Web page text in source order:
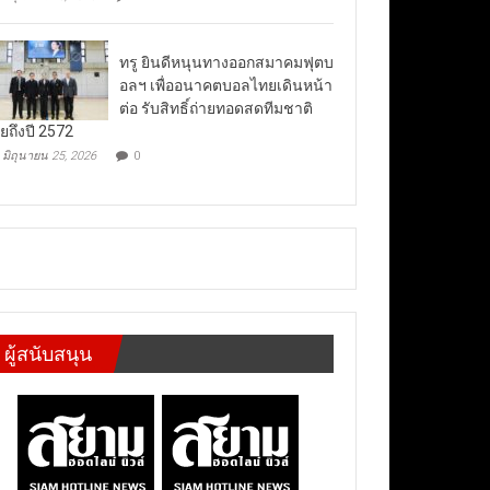
ทรู ยินดีหนุนทางออกสมาคมฟุตบ
อลฯ เพื่ออนาคตบอลไทยเดินหน้า
ต่อ รับสิทธิ์ถ่ายทอดสดทีมชาติ
ถึงปี 2572
มิถุนายน 25, 2026 0
ผู้สนับสนุน